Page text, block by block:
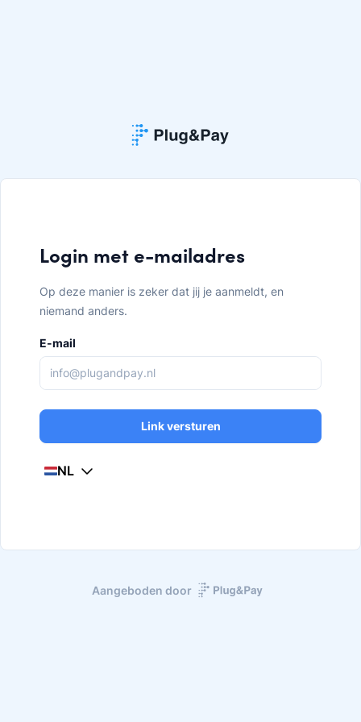
Login met e-mailadres
Op deze manier is zeker dat jij je aanmeldt, en
niemand anders.
E-mail
Link versturen
NL
Aangeboden door